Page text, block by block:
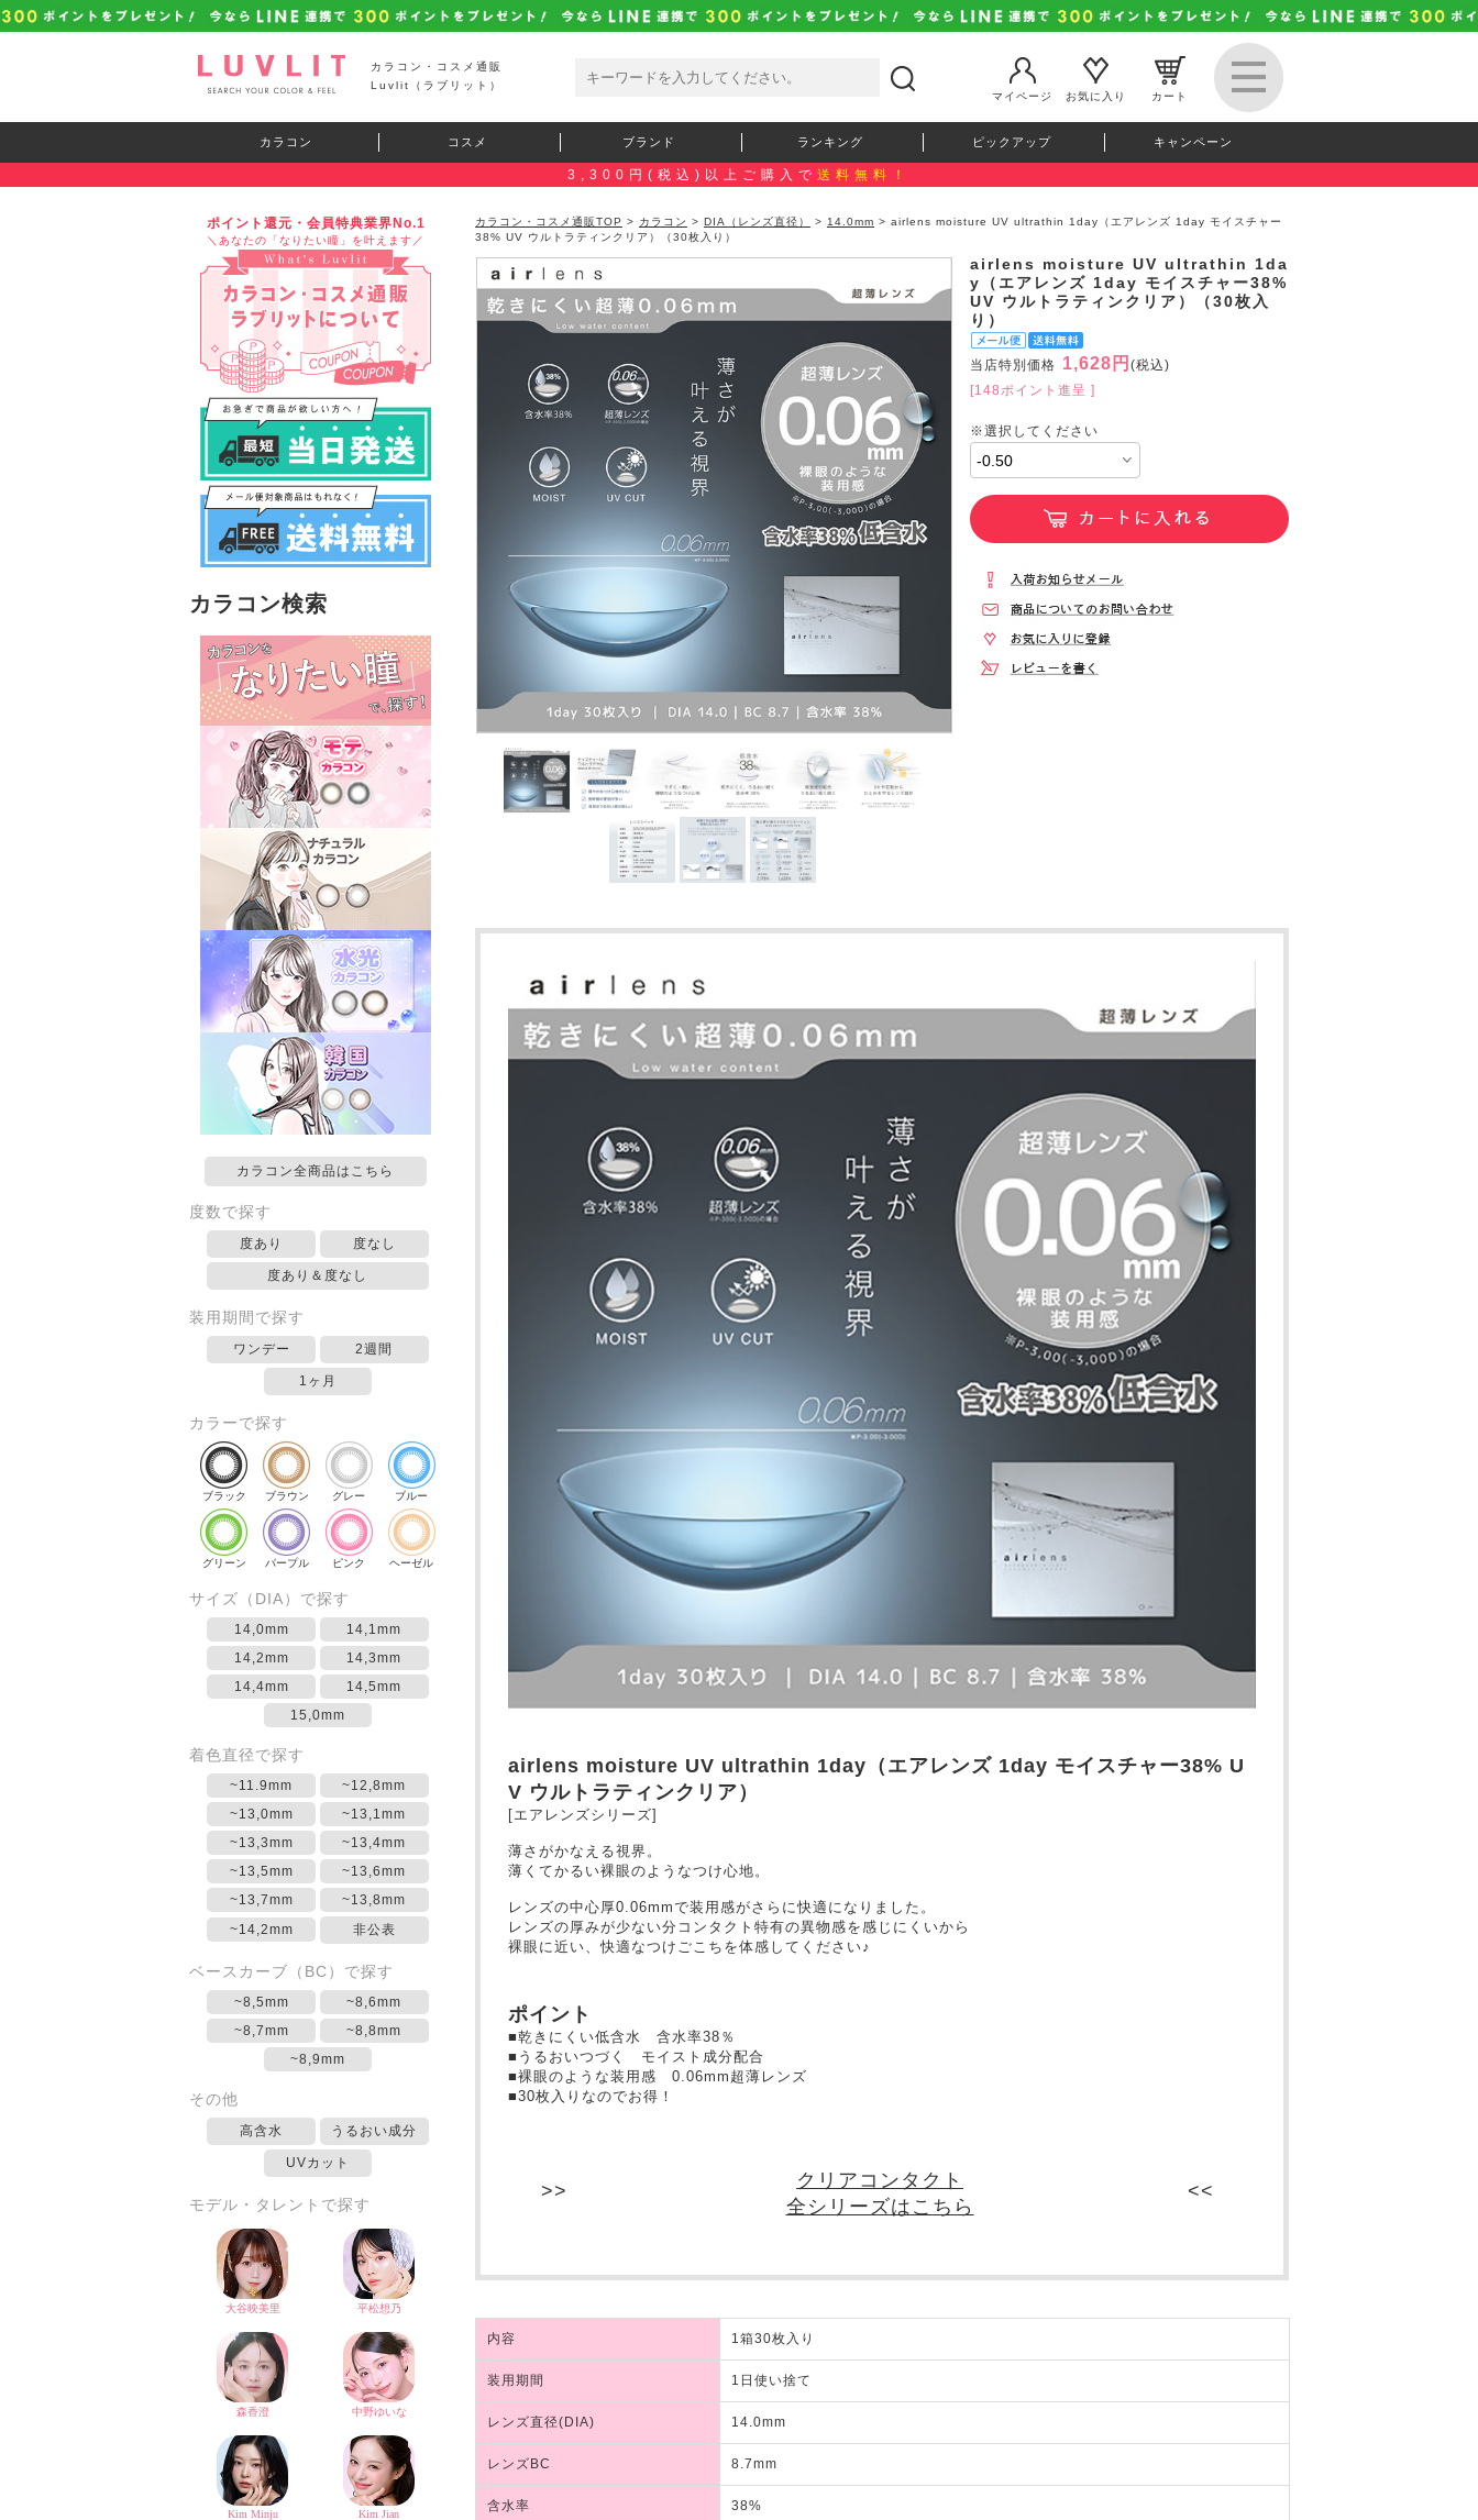
カラコン・コスメ通販
Luvlit（ラブリット）
マイページ
お気に入り カート
カラコン コスメ ブランド ランキング ピックアップ キャンペーン
3,300円(税込)以上ご購入で 送料無料！
ポイント還元・会員特典業界No.1
＼あなたの「なりたい瞳」を叶えます／
カラコン検索
カラコン全商品はこちら
度数で探す
度あり 度なし
度あり＆度なし
装用期間で探す
ワンデー 2週間
1ヶ月
カラーで探す
ブラック ブラウン グレー ブルー
グリーン パープル ピンク ヘーゼル
サイズ（DIA）で探す
14,0mm
14,1mm
14,2mm
14,3mm
14,4mm
14,5mm
15,0mm
着色直径で探す
~11.9mm
~12,8mm
~13,0mm
~13,1mm
~13,3mm
~13,4mm
~13,5mm
~13,6mm
~13,7mm
~13,8mm
~14,2mm
非公表
ベースカーブ（BC）で探す
~8,5mm
~8,6mm
~8,7mm
~8,8mm
~8,9mm
その他
高含水 うるおい成分
UVカット
モデル・タレントで探す
カラコン・コスメ通販TOP > カラコン > DIA（レンズ直径） > 14.0mm > airlens moisture UV ultrathin 1day（エアレンズ 1day モイスチャー
38% UV ウルトラティンクリア）（30枚入り）
airlens moisture UV ultrathin 1da
y（エアレンズ 1day モイスチャー38%
UV ウルトラティンクリア）（30枚入
り）
当店特別価格 1,628円 (税込)
[148ポイント進呈 ]
airlens moisture UV ultrathin 1day（エアレンズ 1day モイスチャー38% U
V ウルトラティンクリア）
[エアレンズシリーズ]
薄さがかなえる視界。
薄くてかるい裸眼のようなつけ心地。
レンズの中心厚0.06mmで装用感がさらに快適になりました。
レンズの厚みが少ない分コンタクト特有の異物感を感じにくいから
裸眼に近い、快適なつけごこちを体感してください♪
ポイント
■乾きにくい低含水 含水率38％
■うるおいつづく モイスト成分配合
■裸眼のような装用感 0.06mm超薄レンズ
■30枚入りなのでお得！
クリアコンタクト
全シリーズはこちら
内容 1箱30枚入り
装用期間 1日使い捨て
レンズ直径(DIA) 14.0mm
レンズBC 8.7mm
含水率 38%